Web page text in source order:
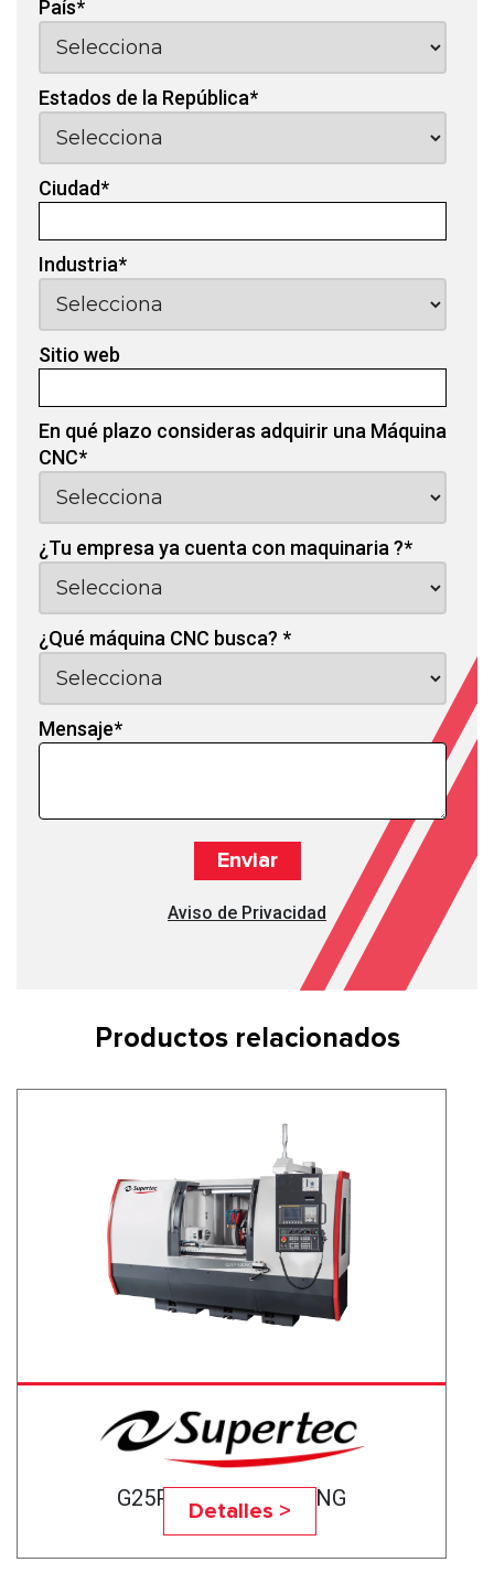
País*
Estados de la República*
Ciudad*
Industria*
Sitio web
En qué plazo consideras adquirir una Máquina
CNC*
¿Tu empresa ya cuenta con maquinaria ?*
¿Qué máquina CNC busca? *
Mensaje*
Aviso de Privacidad
Productos relacionados
G25P-50CNC BEARING
Detalles >